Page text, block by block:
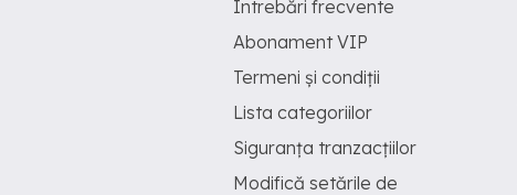
Întrebări frecvente
Abonament VIP
Termeni și condiții
Lista categoriilor
Siguranța tranzacțiilor
Modifică setările de